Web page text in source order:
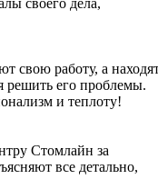
своего дела,
свою работу, а
решить его проблемы.
и теплоту!
Стомлайн за
все детально,